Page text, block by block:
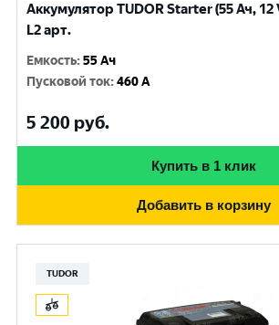
Аккумулятор TUDOR Starter (55 Ач, 12
L2 арт.
Емкость:55 Ач
Пусковой ток:460 A
5 200 руб.
Купить в 1 клик
Добавить в корзину
TUDOR